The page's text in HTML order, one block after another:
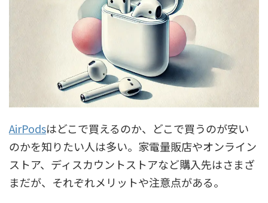
AirPodsはどこで買えるのか、どこで買うのが安い
のかを知りたい人は多い。家電量販店やオンライン
ストア、ディスカウントストアなど購入先はさまざ
まだが、それぞれメリットや注意点がある。